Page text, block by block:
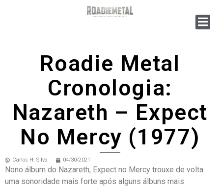
Roadie Metal
Cronologia:
Nazareth – Expect
No Mercy (1977)
Carlos H. Silva 04/30/2021
Nono álbum do Nazareth, Expect no Mercy trouxe de volta
uma sonoridade mais forte após alguns álbuns mais